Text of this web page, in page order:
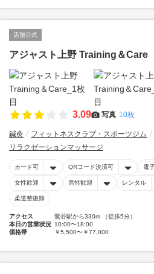
店舗公式
アジャスト上野 Training＆Care
3.09 写真 10枚
鍼灸 フィットネスクラブ・スポーツジム
リラクゼーションマッサージ
カード可 QRコード決済可 電
女性歓迎 男性歓迎 レンタル
柔道整復師
アクセス
鶯谷駅から330m （徒歩5分）
本日の営業状況 10:00〜18:00
価格帯
￥5,500〜￥77,000